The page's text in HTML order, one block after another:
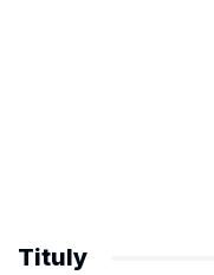
Tituly